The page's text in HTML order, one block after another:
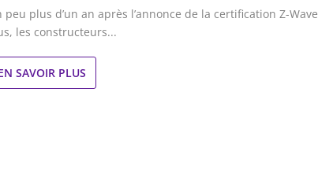
peu plus d’un an après l’annonce de la certification Z-Wave
les constructeurs...
SAVOIR PLUS